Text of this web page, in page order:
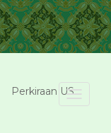
Perkiraan US